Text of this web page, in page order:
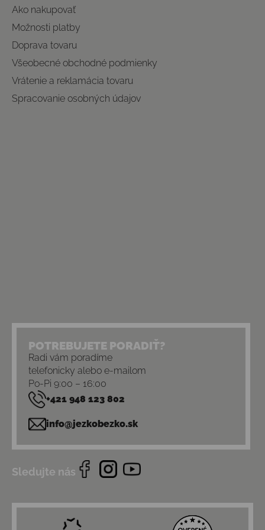
Ako nakupovať
Možnosti platby
Doprava tovaru
Všeobecné obchodné podmienky
Vrátenie a reklamácia tovaru
Spracovanie osobných údajov
POTREBUJETE PORADIŤ?
Radi vám poradíme
telefonicky alebo e-mailom
Po-Pi 9:00 – 16:00
+421 948 123 802
info@jezkobezko.sk
Sledujte nás